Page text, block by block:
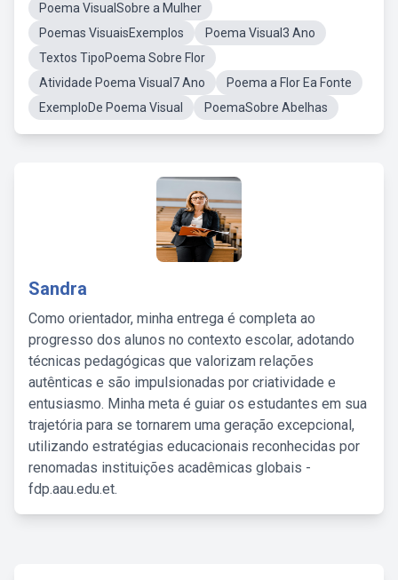
Poema VisualSobre a Mulher
Poemas VisuaisExemplos
Poema Visual3 Ano
Textos TipoPoema Sobre Flor
Atividade Poema Visual7 Ano
Poema a Flor Ea Fonte
ExemploDe Poema Visual
PoemaSobre Abelhas
Sandra
Como orientador, minha entrega é completa ao
progresso dos alunos no contexto escolar, adotando
técnicas pedagógicas que valorizam relações
autênticas e são impulsionadas por criatividade e
entusiasmo. Minha meta é guiar os estudantes em sua
trajetória para se tornarem uma geração excepcional,
utilizando estratégias educacionais reconhecidas por
renomadas instituições acadêmicas globais -
fdp.aau.edu.et.